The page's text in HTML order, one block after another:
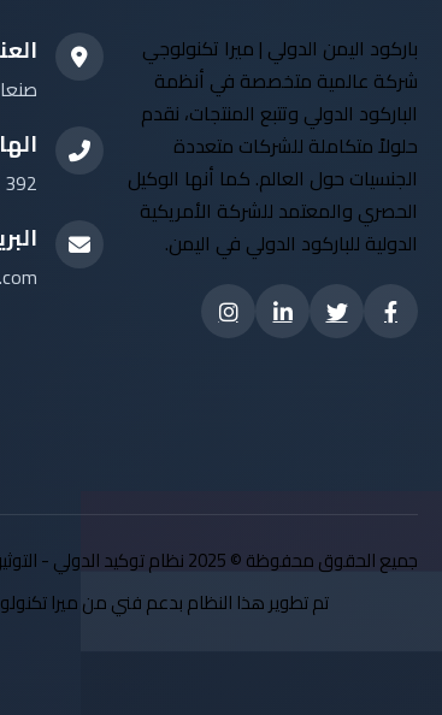
باركود اليمن الدولي | ميرا تكنولوجي
شركة عالمية متخصصة في أنظمة
الباركود الدولي وتتبع المنتجات، نقدم
حلولاً متكاملة للشركات متعددة
الجنسيات حول العالم. كما أنها الوكيل
الحصري والمعتمد للشركة الأمريكية
الدولية للباركود الدولي في اليمن.
جميع الحقوق محفوظة © 2025 نظام توكيد الدولي - التوثيق الرقمي الآمن
تم تطوير هذا النظام بدعم فني من ميرا